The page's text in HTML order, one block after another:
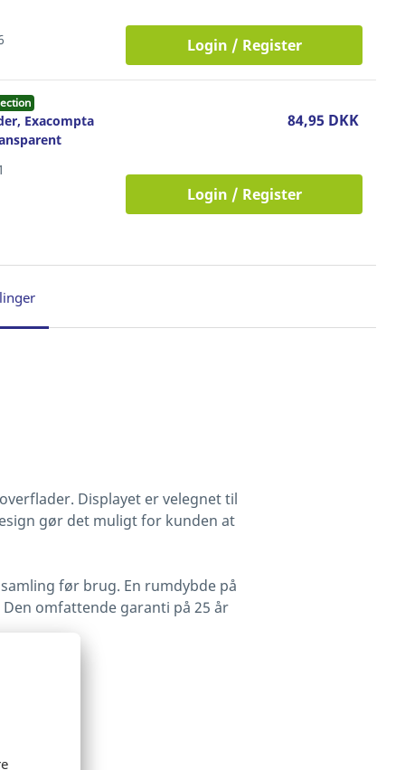
Login / Register
Exacompta
84,95 DKK
Login / Register
Displayet er velegnet til
gør det muligt for kunden at
før brug. En rumdybde på
omfattende garanti på 25 år